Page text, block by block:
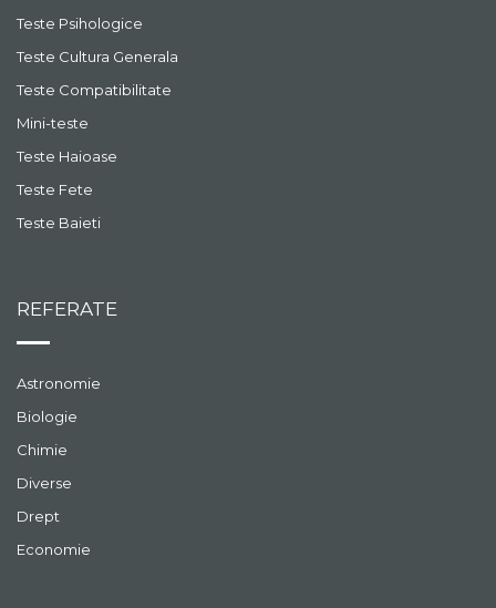
Teste Psihologice
Teste Cultura Generala
Teste Compatibilitate
Mini-teste
Teste Haioase
Teste Fete
Teste Baieti
REFERATE
Astronomie
Biologie
Chimie
Diverse
Drept
Economie